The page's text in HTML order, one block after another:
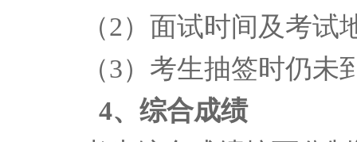
（2）面试时间及考试
（3）考生抽签时仍
4、综合成绩